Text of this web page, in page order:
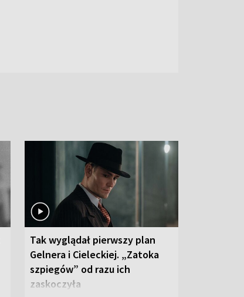
Tak wyglądał pierwszy plan
Gelnera i Cieleckiej. „Zatoka
szpiegów” od razu ich
zaskoczyła